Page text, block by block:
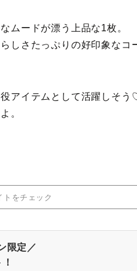
ムードが漂う上品な1枚。
しさたっぷりの好印象なコ
アイテムとして活躍しそう
。
トをチェック
限定／